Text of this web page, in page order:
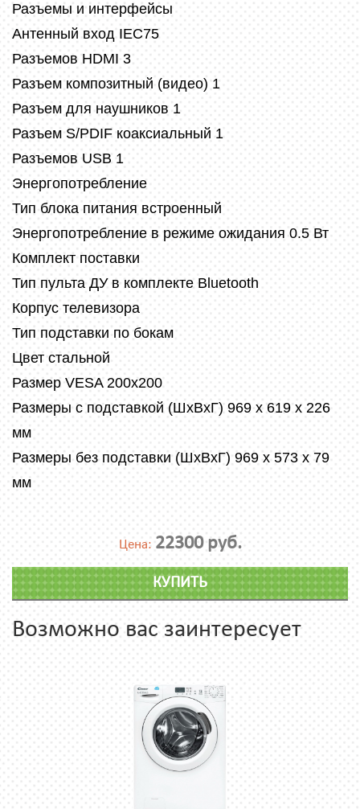
Разъемы и интерфейсы
Антенный вход IEC75
Разъемов HDMI 3
Разъем композитный (видео) 1
Разъем для наушников 1
Разъем S/PDIF коаксиальный 1
Разъемов USB 1
Энергопотребление
Тип блока питания встроенный
Энергопотребление в режиме ожидания 0.5 Вт
Комплект поставки
Тип пульта ДУ в комплекте Bluetooth
Корпус телевизора
Тип подставки по бокам
Цвет стальной
Размер VESA 200x200
Размеры с подставкой (ШxВxГ) 969 x 619 x 226
мм
Размеры без подставки (ШxВxГ) 969 x 573 x 79
мм
Цена: 22300 руб.
КУПИТЬ
Возможно вас заинтересует